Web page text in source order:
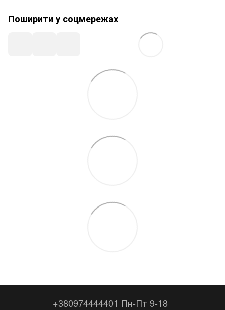
Поширити у соцмережах
+380974444401 Пн-Пт 9-18